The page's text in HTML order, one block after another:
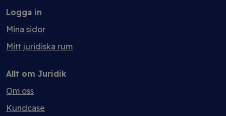
Logga in
Mina sidor
Mitt juridiska rum
Allt om Juridik
Om oss
Kundcase